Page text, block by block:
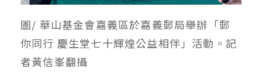
圖/ 華山基金會嘉義區於嘉義郵局舉辦「郵
你同行 慶生堂七十輝煌公益相伴」活動。記
者黃信峯翻攝